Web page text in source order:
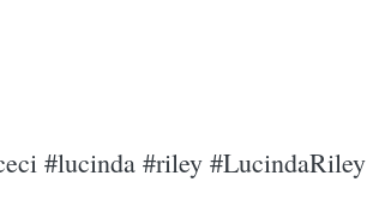
#lucinda #riley #LucindaRiley